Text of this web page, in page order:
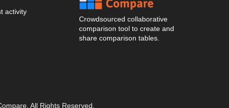
activity
Crowdsourced collaborative
comparison tool to create and
share comparison tables.
All Rights Reserved.